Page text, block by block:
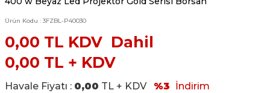
Ürün Kodu : 3FZBL-P40030
0,00 TL KDV Dahil
0,00 TL + KDV
Havale Fiyatı : 0,00 TL + KDV %3 İndirim